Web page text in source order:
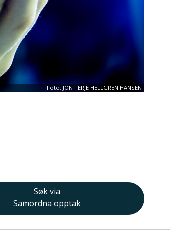
Foto: JON TERJE HELLGREN HANSEN
Søk via
Samordna opptak